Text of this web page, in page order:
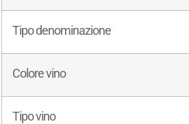
Tipo denominazione
Colore vino
Tipo vino